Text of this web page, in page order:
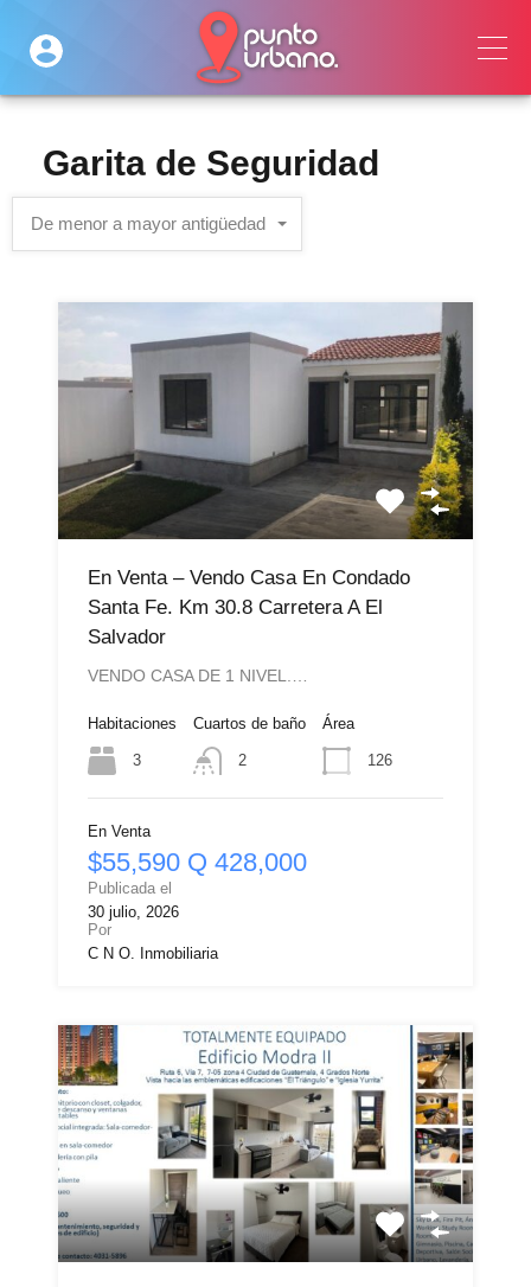
Garita de Seguridad
De menor a mayor antigüedad
En Venta – Vendo Casa En Condado
Santa Fe. Km 30.8 Carretera A El
Salvador
VENDO CASA DE 1 NIVEL.…
Habitaciones
3
Cuartos de baño
2
Área
126
En Venta
$55,590 Q 428,000
Publicada el
30 julio, 2026
Por
C N O. Inmobiliaria